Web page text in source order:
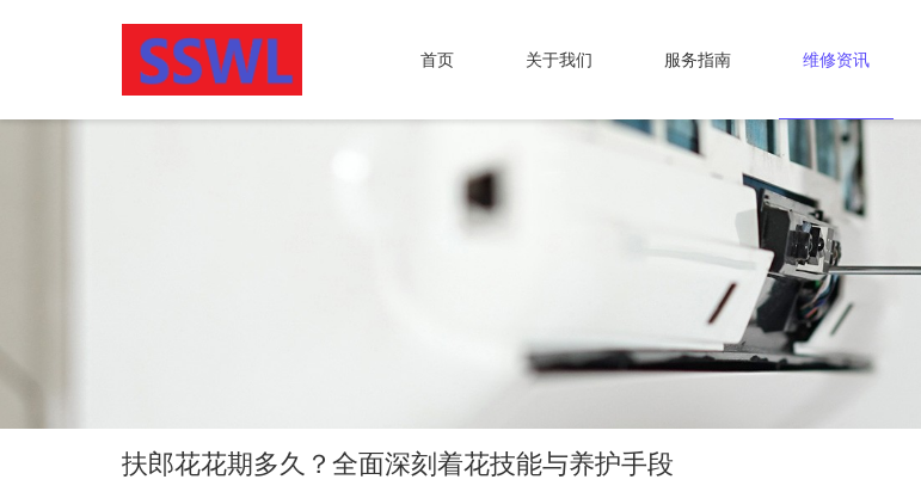
首页 关于我们 服务指南 维修资讯
扶郎花花期多久？全面深刻着花技能与养护手段